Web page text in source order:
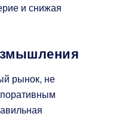
и снижая
рынок, не